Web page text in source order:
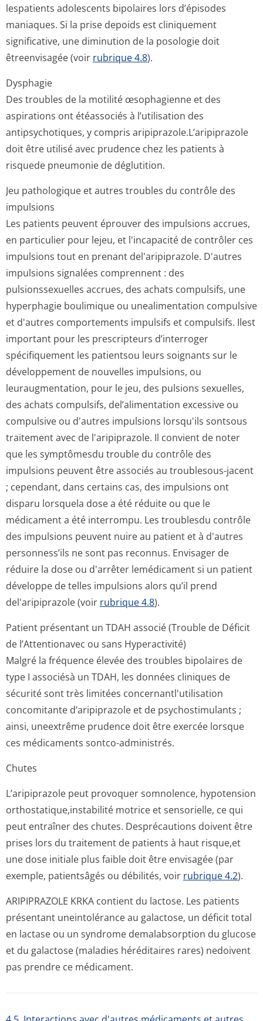
lespatients adolescents bipolaires lors d’épisodes
maniaques. Si la prise depoids est cliniquement
significative, une diminution de la posologie doit
êtreenvisagée (voir rubrique 4.8).
Dysphagie
Des troubles de la motilité œsophagienne et des
aspirations ont étéassociés à l’utilisation des
antipsychotiques, y compris aripiprazole.L’a­ripiprazole
doit être utilisé avec prudence chez les patients à
risquede pneumonie de déglutition.
Jeu pathologique et autres troubles du contrôle des
impulsions
Les patients peuvent éprouver des impulsions accrues,
en particulier pour lejeu, et l'incapacité de contrôler ces
impulsions tout en prenant del'aripiprazole. D'autres
impulsions signalées comprennent : des
pulsionssexuelles accrues, des achats compulsifs, une
hyperphagie boulimique ou unealimentation compulsive
et d'autres comportements impulsifs et compulsifs. Ilest
important pour les prescripteurs d’interroger
spécifiquement les patientsou leurs soignants sur le
développement de nouvelles impulsions, ou
leuraugmentation, pour le jeu, des pulsions sexuelles,
des achats compulsifs, del’alimentation excessive ou
compulsive ou d'autres impulsions lorsqu'ils sontsous
traitement avec de l'aripiprazole. Il convient de noter
que les symptômesdu trouble du contrôle des
impulsions peuvent être associés au troublesous-jacent
; cependant, dans certains cas, des impulsions ont
disparu lorsquela dose a été réduite ou que le
médicament a été interrompu. Les troublesdu contrôle
des impulsions peuvent nuire au patient et à d'autres
personness’ils ne sont pas reconnus. Envisager de
réduire la dose ou d'arrêter lemédicament si un patient
développe de telles impulsions alors qu’il prend
del'aripiprazole (voir rubrique 4.8).
Patient présentant un TDAH associé (Trouble de Déficit
de l’Attentionavec ou sans Hyperactivité)
Malgré la fréquence élevée des troubles bipolaires de
type I associésà un TDAH, les données cliniques de
sécurité sont très limitées concernantl'u­tilisation
concomitante d’aripiprazole et de psychostimulants ;
ainsi, uneextrême prudence doit être exercée lorsque
ces médicaments sontco-administrés.
Chutes
L’aripiprazole peut provoquer somnolence, hypotension
orthostatique,in­stabilité motrice et sensorielle, ce qui
peut entraîner des chutes. Desprécautions doivent être
prises lors du traitement de patients à haut risque,et
une dose initiale plus faible doit être envisagée (par
exemple, patientsâgés ou débilités, voir rubrique 4.2).
ARIPIPRAZOLE KRKA contient du lactose. Les patients
présentant uneintolérance au galactose, un déficit total
en lactase ou un syndrome demalabsorption du glucose
et du galactose (maladies héréditaires rares) nedoivent
pas prendre ce médicament.